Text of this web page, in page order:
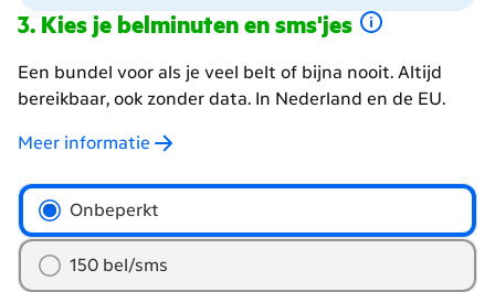
Kies je belminuten en sms'jes
Een bundel voor als je veel belt of bijna nooit. Altijd
bereikbaar, ook zonder data. In Nederland en de EU.
Meer informatie
hoeveel
belminuten
en
sms'jes
Onbeperkt
150 bel/sms